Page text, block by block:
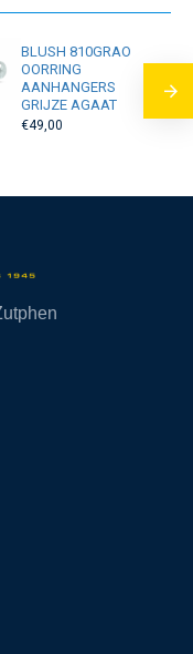
BLUSH 810GRAO
OORRING
AANHANGERS
GRIJZE AGAAT
€49,00